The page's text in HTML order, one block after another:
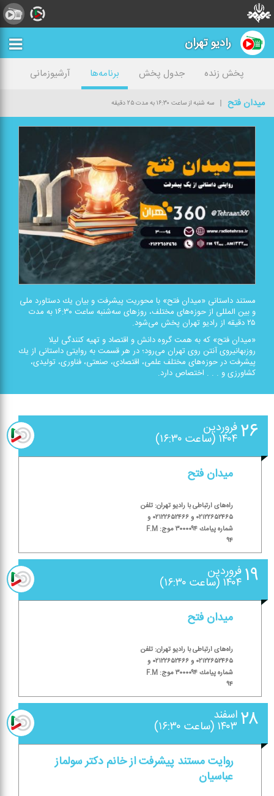
رادیو تهران
پخش زنده جدول پخش برنامه‌ها
آرشیوزمانی
میدان فتح
سه شنبه از ساعت ۱۶:۳۰ به مدت ۲۵ دقیقه
مستند داستانی «میدان فتح» با محوریت پیشرفت و بیان یك دستاورد ملی
و بین المللی از حوزه‌های مختلف، روزهای سه‌شنبه ساعت ۱۶:۳۰ به مدت
۲۵ دقیقه از رادیو تهران پخش می‌شود.
«میدان فتح» كه به همت گروه دانش و اقتصاد و تهیه كنندگی لیلا
روزبهانیروی آنتن روی تهران می‌رود؛ در هر قسمت به روایتی داستانی از یك
پیشرفت در حوزه‌های مختلف علمی، اقتصادی، صنعتی، فناوری، تولیدی،
كشاورزی و . . . اختصاص دارد.
۲۶فروردین
۱۴۰۴ (ساعت ۱۶:۳۰)
میدان فتح
راه‌های ارتباطی با رادیو تهران: تلفن
۰۲۱۲۲۶۵۲۴۶۵ و ۰۲۱۲۲۶۵۲۴۶۶ و
شماره پیامك ۳۰۰۰۰۹۴ موج: F.M
۹۴
۱۹فروردین
۱۴۰۴ (ساعت ۱۶:۳۰)
میدان فتح
راه‌های ارتباطی با رادیو تهران: تلفن
۰۲۱۲۲۶۵۲۴۶۵ و ۰۲۱۲۲۶۵۲۴۶۶ و
شماره پیامك ۳۰۰۰۰۹۴ موج: F.M
۹۴
۲۸اسفند
۱۴۰۳ (ساعت ۱۶:۳۰)
روایت مستند پیشرفت از خانم دكتر سولماز
عباسیان